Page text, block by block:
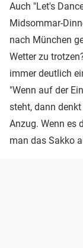
Auch "Let's
Midsommar-
nach München
Wetter zu
immer deutlich
"Wenn auf der
steht, dann
Anzug. Wenn es
man das Sakko